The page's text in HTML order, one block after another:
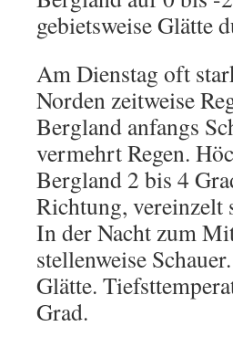
gebietsweise Glätte
Am Dienstag oft
Norden zeitweise
Bergland anfangs
vermehrt Regen.
Bergland 2 bis 4
Richtung, vereinzelt
In der Nacht zum
stellenweise
Glätte.
Grad.